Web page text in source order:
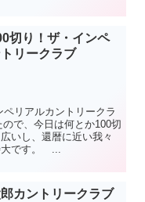
切り！ザ・インペ
リークラブ
リアルカントリークラ
で、今日は何とか100切
いし、還暦に近い我々
大です。 ...
カントリークラブ